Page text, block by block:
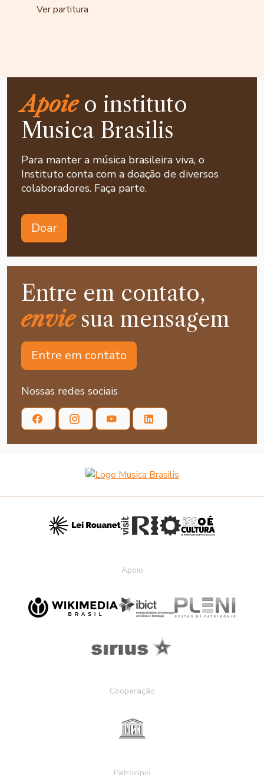
Ver partitura
Apoieo instituto
Musica Brasilis
Para manter a música brasileira viva, o
Instituto conta com a doação de diversos
colaboradores. Faça parte.
Doar
Entre em contato,
enviesua mensagem
Entre em contato
Nossas redes sociais
Apoio
Cooperação